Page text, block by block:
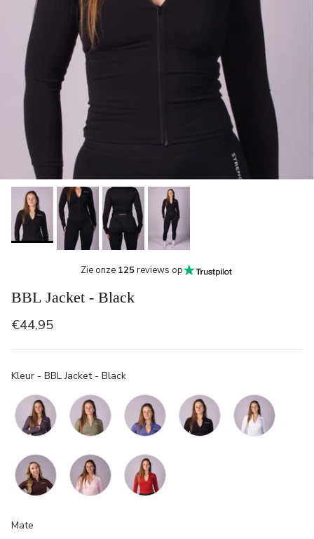
Zie onze 125reviews op
BBL Jacket - Black
€44,95
Kleur - BBL Jacket - BlackKleur
Mate